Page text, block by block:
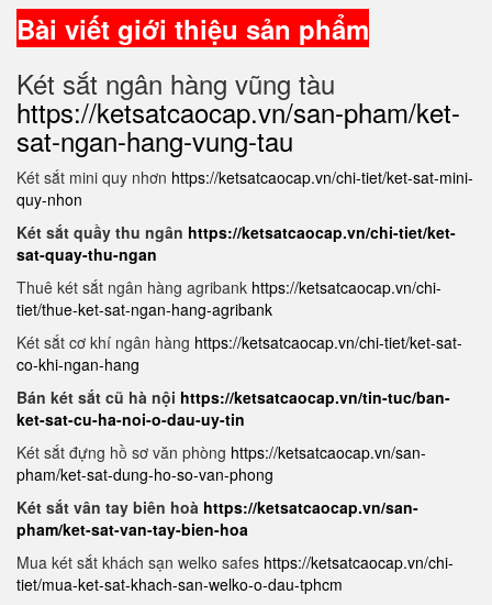
Bài viết giới thiệu sản phẩm
Két sắt ngân hàng vũng tàu
https://ketsatcaocap.vn/san-pham/ket-
sat-ngan-hang-vung-tau
Két sắt mini quy nhơn https://ketsatcaocap.vn/chi-tiet/ket-sat-mini-
quy-nhon
Két sắt quầy thu ngân https://ketsatcaocap.vn/chi-tiet/ket-
sat-quay-thu-ngan
Thuê két sắt ngân hàng agribank https://ketsatcaocap.vn/chi-
tiet/thue-ket-sat-ngan-hang-agribank
Két sắt cơ khí ngân hàng https://ketsatcaocap.vn/chi-tiet/ket-sat-
co-khi-ngan-hang
Bán két sắt cũ hà nội https://ketsatcaocap.vn/tin-tuc/ban-
ket-sat-cu-ha-noi-o-dau-uy-tin
Két sắt đựng hồ sơ văn phòng https://ketsatcaocap.vn/san-
pham/ket-sat-dung-ho-so-van-phong
Két sắt vân tay biên hoà https://ketsatcaocap.vn/san-
pham/ket-sat-van-tay-bien-hoa
Mua két sắt khách sạn welko safes https://ketsatcaocap.vn/chi-
tiet/mua-ket-sat-khach-san-welko-o-dau-tphcm